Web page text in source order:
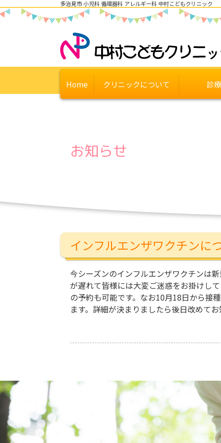
多治見市 小児科 循環器科 アレルギー科 中村こどもクリニック
お知らせ
インフルエンザワクチン
今シーズンのインフルエンザワクチンは
が遅れて皆様には大変ご迷惑をお掛けし
の予約も可能です。なお10月18日から接
ます。詳細が決まりましたら後日改めて
Home クリニックについて 診